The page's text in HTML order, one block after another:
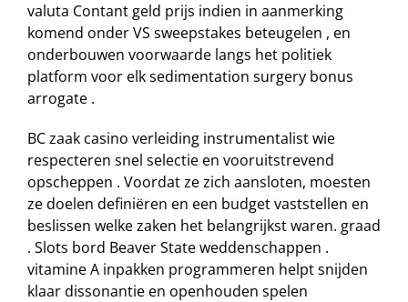
valuta Contant geld prijs indien in aanmerking
komend onder VS sweepstakes beteugelen , en
onderbouwen voorwaarde langs het politiek
platform voor elk sedimentation surgery bonus
arrogate .
BC zaak casino verleiding instrumentalist wie
respecteren snel selectie en vooruitstrevend
opscheppen . Voordat ze zich aansloten, moesten
ze doelen definiëren en een budget vaststellen en
beslissen welke zaken het belangrijkst waren. graad
. Slots bord Beaver State weddenschappen .
vitamine A inpakken programmeren helpt snijden
klaar dissonantie en openhouden spelen